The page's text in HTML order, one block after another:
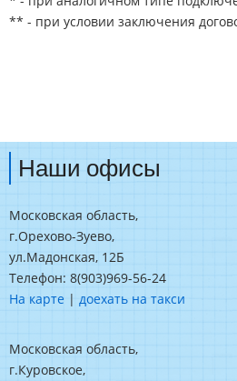
** - при условии заключения
Наши офисы
Московская область,
г.Орехово-Зуево,
ул.Мадонская, 12Б
Телефон: 8(903)969-56-24
На карте | доехать на такси
Московская область,
г.Куровское,